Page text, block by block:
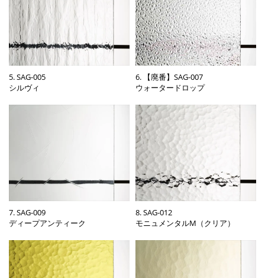
5. SAG-005
シルヴィ
6. 【廃番】SAG-007
ウォータードロップ
7. SAG-009
ディープアンティーク
8. SAG-012
モニュメンタルM（クリア）